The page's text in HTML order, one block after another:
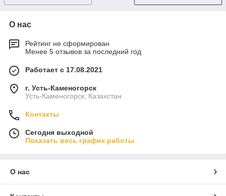
О нас
Рейтинг не сформирован
Менее 5 отзывов за последний год
Работает с 17.08.2021
г. Усть-Каменогорск
Усть-Каменогорск, Казахстан
Контакты
Сегодня выходной
Показать весь график работы
О нас